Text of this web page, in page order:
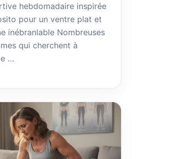
hebdomadaire inspirée
pour un ventre plat et
inébranlable Nombreuses
qui cherchent à
…